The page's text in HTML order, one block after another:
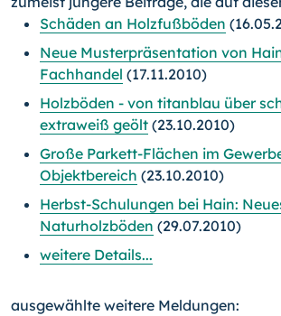
Schäden an Holzfußböden
Neue Musterpräsentation von
Fachhandel (17.11.2010)
Holzböden - von titanblau über
extraweiß geölt (23.10.2010)
Große Parkett-Flächen im
Objektbereich (23.10.2010)
Herbst-Schulungen bei Hain:
Naturholzböden (29.07.2010)
weitere Details...
ausgewählte weitere Meldungen: